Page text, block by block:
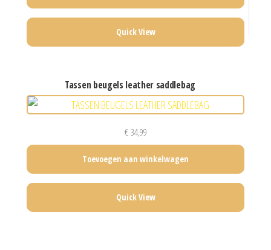
Quick View
tassen beugels leather saddlebag
€34,99
Toevoegen aan winkelwagen
Quick View